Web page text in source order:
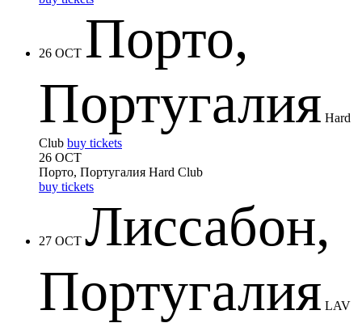
26 OCT Порто,
Португалия Hard
Club buy tickets
26 OCT
Порто, Португалия Hard Club
buy tickets
27 OCT Лиссабон,
Португалия LAV